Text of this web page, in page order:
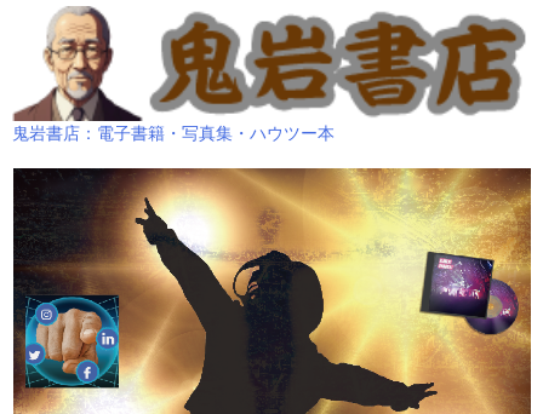
鬼岩書店：電子書籍・写真集・ハウツー本